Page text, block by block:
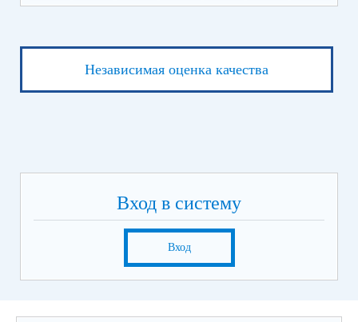
Независимая оценка качества
Вход в систему
Вход